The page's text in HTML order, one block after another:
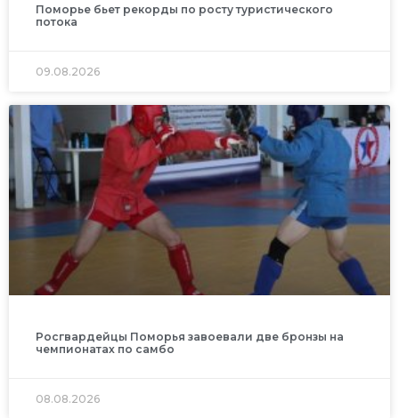
Поморье бьет рекорды по росту туристического
потока
09.08.2026
Росгвардейцы Поморья завоевали две бронзы на
чемпионатах по самбо
08.08.2026